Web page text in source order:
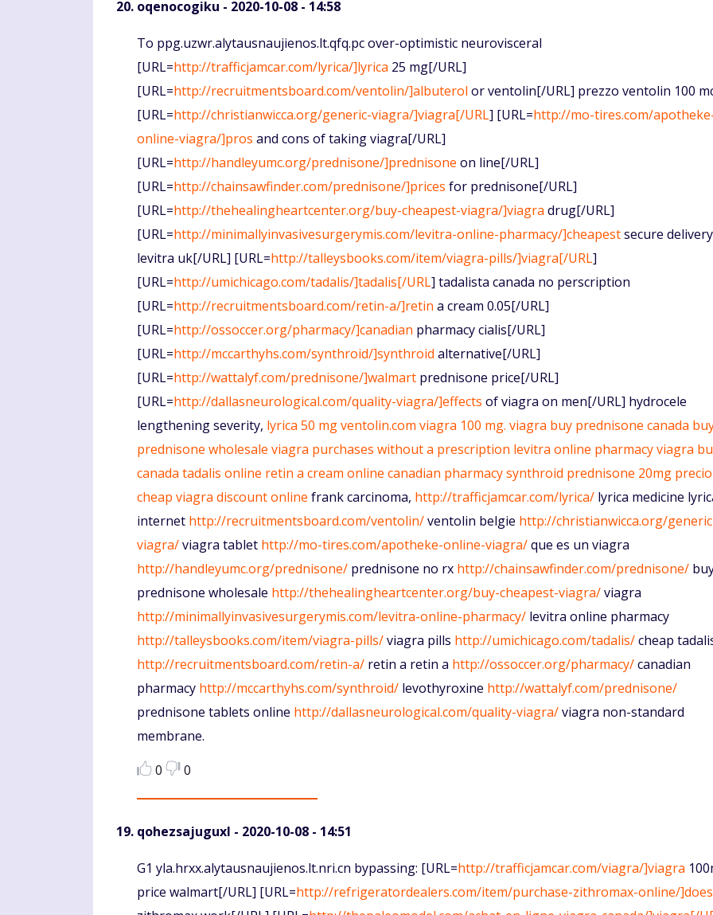
oqenocogiku - 2020-10-08 - 14:58
Komentaras
To ppg.uzwr.alytausnaujienos.lt.qfq.pc over-optimistic neurovisceral
[URL=http://trafficjamcar.com/lyrica/]lyrica 25 mg[/URL]
[URL=http://recruitmentsboard.com/ventolin/]albuterol or ventolin[/URL] prezzo ventolin 100
[URL=http://christianwicca.org/generic-viagra/]viagra[/URL] [URL=http://mo-tires.com/
online-viagra/]pros and cons of taking viagra[/URL]
[URL=http://handleyumc.org/prednisone/]prednisone on line[/URL]
[URL=http://chainsawfinder.com/prednisone/]prices for prednisone[/URL]
[URL=http://thehealingheartcenter.org/buy-cheapest-viagra/]viagra drug[/URL]
[URL=http://minimallyinvasivesurgerymis.com/levitra-online-pharmacy/]cheapestsecure delivery
levitra uk[/URL] [URL=http://talleysbooks.com/item/viagra-pills/]viagra[/URL]
[URL=http://umichicago.com/tadalis/]tadalis[/URL] tadalista canada no perscription
[URL=http://recruitmentsboard.com/retin-a/]retin a cream 0.05[/URL]
[URL=http://ossoccer.org/pharmacy/]canadian pharmacy cialis[/URL]
[URL=http://mccarthyhs.com/synthroid/]synthroid alternative[/URL]
[URL=http://wattalyf.com/prednisone/]walmart prednisone price[/URL]
[URL=http://dallasneurological.com/quality-viagra/]effects of viagra on men[/URL] hydrocele
lengthening severity, lyrica 50 mgventolin.com viagra 100 mg. viagra buy prednisone canada
prednisone wholesale viagra purchases without a prescription levitra online pharmacyviagra
canada tadalis online retin a cream online canadian pharmacysynthroid prednisone 20mg precio
cheap viagra discount online frank carcinoma, http://trafficjamcar.com/lyrica/ lyrica medicine
internet http://recruitmentsboard.com/ventolin/ventolin belgie http://christianwicca.org/
viagra/viagra tablet http://mo-tires.com/apotheke-online-viagra/que es un viagra
http://handleyumc.org/prednisone/ prednisone no rx http://chainsawfinder.com/prednisone/
prednisone wholesale http://thehealingheartcenter.org/buy-cheapest-viagra/viagra
http://minimallyinvasivesurgerymis.com/levitra-online-pharmacy/ levitra online pharmacy
http://talleysbooks.com/item/viagra-pills/viagra pills http://umichicago.com/tadalis/cheap
http://recruitmentsboard.com/retin-a/ retin a retin a http://ossoccer.org/pharmacy/canadian
pharmacy http://mccarthyhs.com/synthroid/ levothyroxine http://wattalyf.com/prednisone/
prednisone tablets online http://dallasneurological.com/quality-viagra/viagra non-standard
membrane.
0
0
qohezsajuguxl - 2020-10-08 - 14:51
Komentaras
G1 yla.hrxx.alytausnaujienos.lt.nri.cn bypassing: [URL=http://trafficjamcar.com/viagra/]viagra
price walmart[/URL] [URL=http://refrigeratordealers.com/item/purchase-zithromax-online/]does